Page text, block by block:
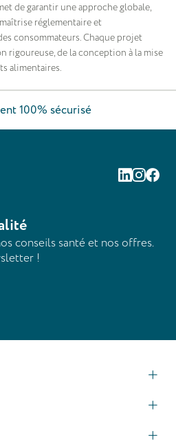
de garantir une approche globale,
réglementaire et
consommateurs. Chaque projet
rigoureuse, de la conception à la mise
alimentaires.
100% sécurisé
Linkedin
conseils santé et nos offres.
!